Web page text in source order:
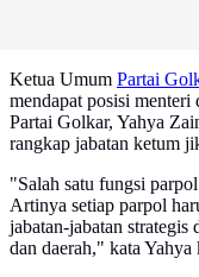
Ketua Umum Partai
mendapat posisi menteri
Partai Golkar, Yahya
rangkap jabatan ketum
"Salah satu fungsi
Artinya setiap parpol
jabatan-jabatan
dan daerah," kata Yahya